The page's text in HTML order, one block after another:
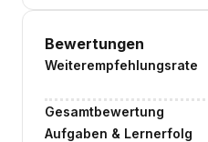
Bewertungen
Weiterempfehlungsrate
Gesamtbewertung
Aufgaben & Lernerfolg